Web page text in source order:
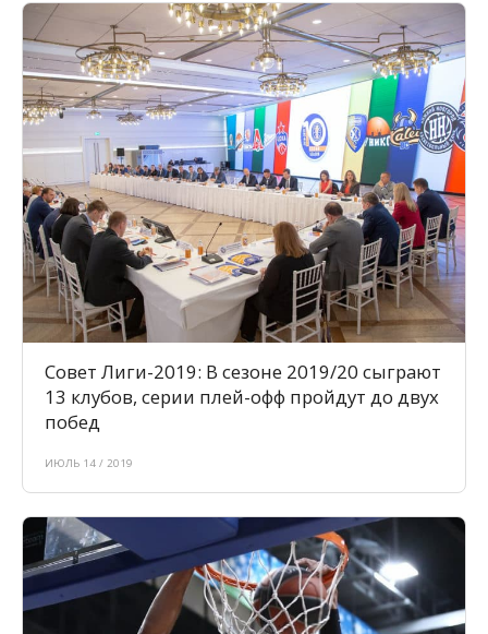
Совет Лиги-2019: В сезоне 2019/20 сыграют
13 клубов, серии плей-офф пройдут до двух
побед
ИЮЛЬ 14 / 2019